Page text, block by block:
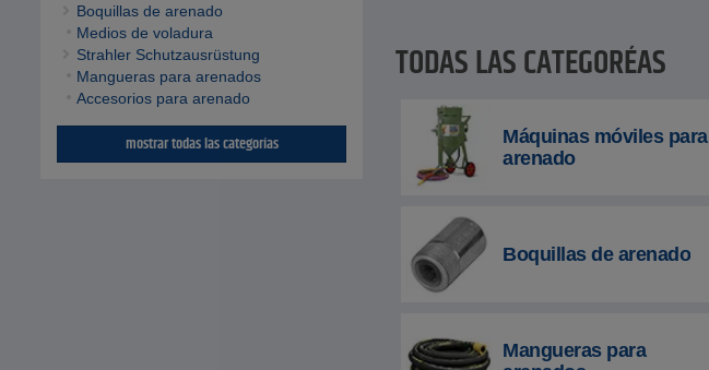
Boquillas de arenado
Medios de voladura
Strahler Schutzausrüstung
Mangueras para arenados
Accesorios para arenado
mostrar todas las categorías
TODAS LAS CATEGORÍAS
Máquinas móviles para
arenado
Boquillas de arenado
Mangueras para